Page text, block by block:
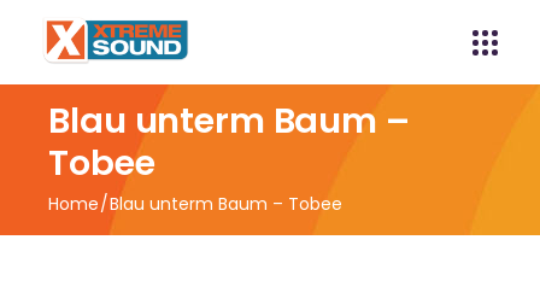
Blau unterm Baum –
Tobee
Home Blau unterm Baum – Tobee